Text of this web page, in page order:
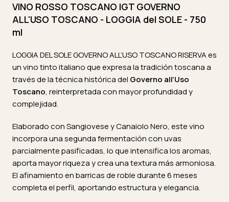
VINO ROSSO TOSCANO IGT GOVERNO
ALL'USO TOSCANO - LOGGIA del SOLE - 750
ml
LOGGIA DEL SOLE GOVERNO ALL’USO TOSCANO RISERVA es
un vino tinto italiano que expresa la tradición toscana a
través de la técnica histórica del Governo all’Uso
Toscano, reinterpretada con mayor profundidad y
complejidad.
Elaborado con Sangiovese y Canaiolo Nero, este vino
incorpora una segunda fermentación con uvas
parcialmente pasificadas, lo que intensifica los aromas,
aporta mayor riqueza y crea una textura más armoniosa.
El afinamiento en barricas de roble durante 6 meses
completa el perfil, aportando estructura y elegancia.